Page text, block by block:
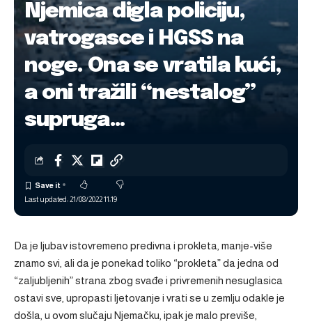
Njemica digla policiju,
vatrogasce i HGSS na
noge. Ona se vratila kući,
a oni tražili “nestalog”
supruga…
Last updated: 21/08/2022 11:19
Da je ljubav istovremeno predivna i prokleta, manje-više
znamo svi, ali da je ponekad toliko “prokleta” da jedna od
“zaljubljenih” strana zbog svađe i privremenih nesuglasica
ostavi sve, upropasti ljetovanje i vrati se u zemlju odakle je
došla, u ovom slučaju Njemačku, ipak je malo previše,